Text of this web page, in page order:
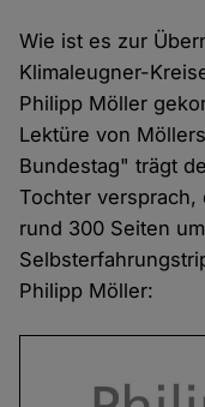
Wie ist es zur
Klimaleugner-
Philipp Möller
Lektüre von
Bundestag" trägt
Tochter
rund 300 Seiten
Philipp Möller: